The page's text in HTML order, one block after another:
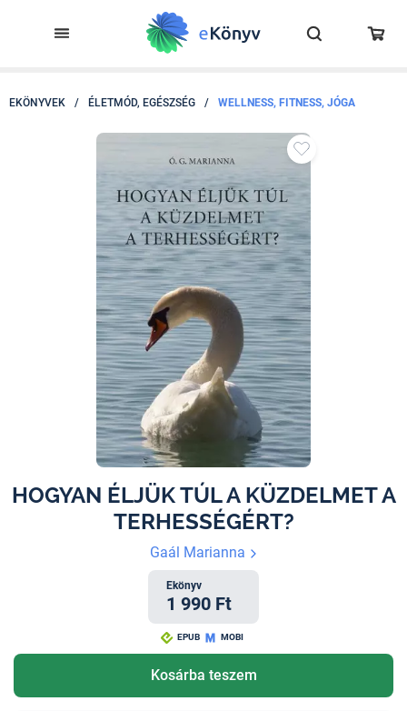
EKÖNYVEK / ÉLETMÓD, EGÉSZSÉG / WELLNESS, FITNESS, JÓGA
HOGYAN ÉLJÜK TÚL A KÜZDELMET A
TERHESSÉGÉRT?
Gaál Marianna
Ekönyv
1 990 Ft
EPUB MOBI
Kosárba teszem